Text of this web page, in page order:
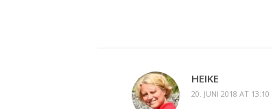
HEIKE
20. JUNI 2018 AT 13:10